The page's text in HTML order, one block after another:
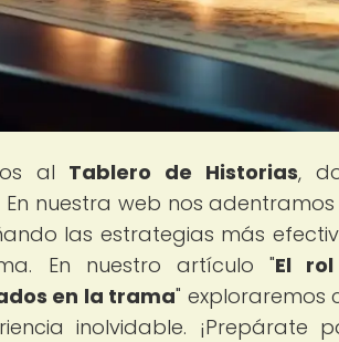
al Tablero de Historias,
En nuestra web nos
las estrategias más
En nuestro artículo "El
en la trama" exploraremos
inolvidable.